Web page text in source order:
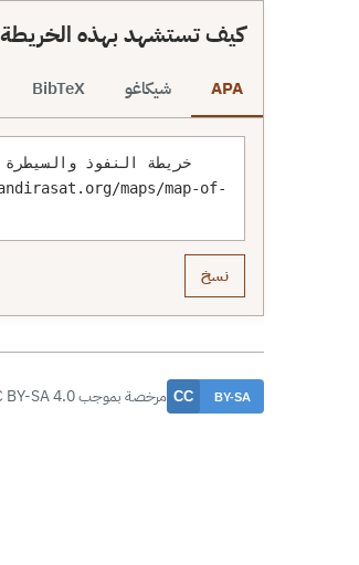
كيف تستشهد بهذه الخريطة
APA شيكاغو BibTeX
نسخ
مرخصة بموجب CC BY-SA 4.0